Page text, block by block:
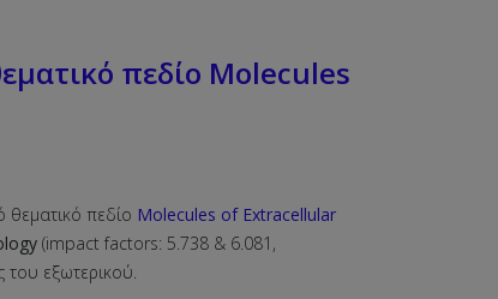
πεδίο Molecules
θεματικό πεδίο Molecules of Extracellular
(impact factors: 5.738 & 6.081,
εξωτερικού.